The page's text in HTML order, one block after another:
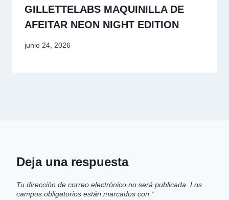
GILLETTELABS MAQUINILLA DE
AFEITAR NEON NIGHT EDITION
junio 24, 2026
Deja una respuesta
Tu dirección de correo electrónico no será publicada. Los
campos obligatorios están marcados con *